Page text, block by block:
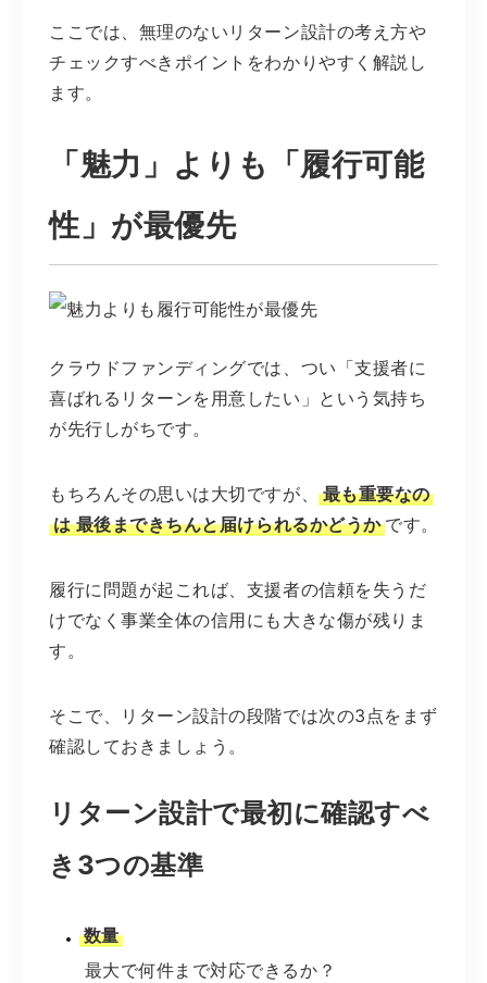
ここでは、無理のないリターン設計の考え方や
チェックすべきポイントをわかりやすく解説し
ます。
「魅力」よりも「履行可能
性」が最優先
クラウドファンディングでは、つい「支援者に
喜ばれるリターンを用意したい」という気持ち
が先行しがちです。
もちろんその思いは大切ですが、最も重要なの
は 最後まできちんと届けられるかどうか です。
履行に問題が起これば、支援者の信頼を失うだ
けでなく事業全体の信用にも大きな傷が残りま
す。
そこで、リターン設計の段階では次の3点をまず
確認しておきましょう。
リターン設計で最初に確認すべ
き3つの基準
数量
最大で何件まで対応できるか？